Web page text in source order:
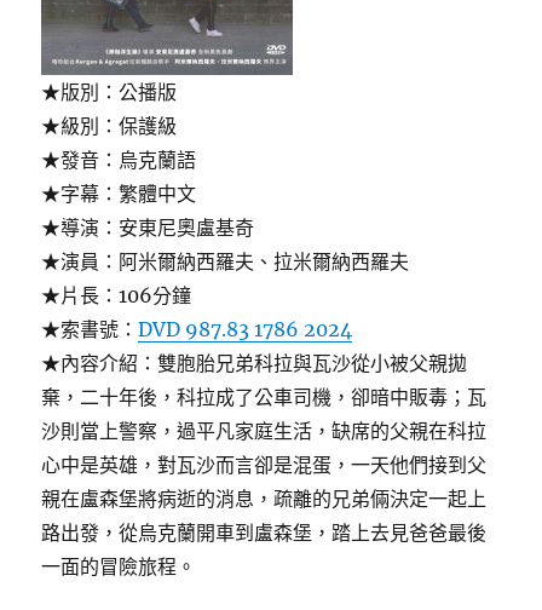
★版別：公播版
★級別：保護級
★發音：烏克蘭語
★字幕：繁體中文
★導演：安東尼奧盧基奇
★演員：阿米爾納西羅夫、拉米爾納西羅夫
★片長：106分鐘
★索書號：DVD 987.83 1786 2024
★內容介紹：雙胞胎兄弟科拉與瓦沙從小被父親拋
棄，二十年後，科拉成了公車司機，卻暗中販毒；瓦
沙則當上警察，過平凡家庭生活，缺席的父親在科拉
心中是英雄，對瓦沙而言卻是混蛋，一天他們接到父
親在盧森堡將病逝的消息，疏離的兄弟倆決定一起上
路出發，從烏克蘭開車到盧森堡，踏上去見爸爸最後
一面的冒險旅程。